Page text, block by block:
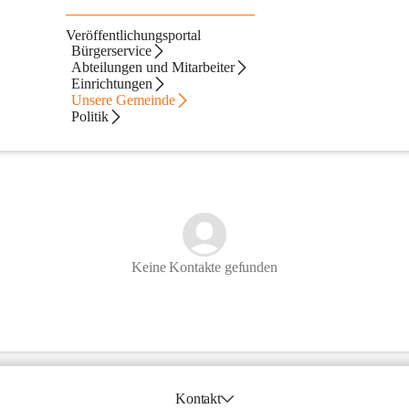
Veröffentlichungsportal
Bürgerservice
Abteilungen und Mitarbeiter
Einrichtungen
Unsere Gemeinde
Politik
Keine Kontakte gefunden
Kontakt